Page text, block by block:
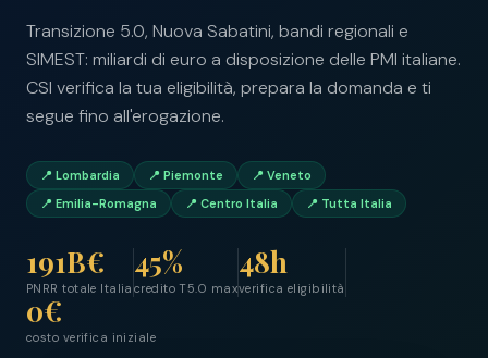
Transizione 5.0, Nuova Sabatini, bandi regionali e
SIMEST: miliardi di euro a disposizione delle PMI italiane.
CSI verifica la tua eligibilità, prepara la domanda e ti
segue fino all'erogazione.
📍 Lombardia 📍 Piemonte
📍 Veneto
📍 Emilia-Romagna
📍 Centro Italia 📍 Tutta Italia
191B€
PNRR totale Italia
45%
credito T5.0 max
48h
verifica eligibilità
0€
costo verifica iniziale